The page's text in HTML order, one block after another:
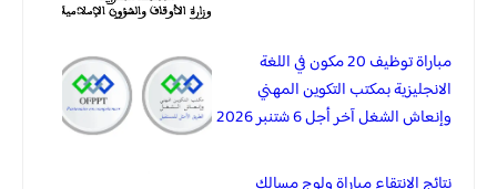
مباراة توظيف 20 مكون في اللغة
الانجليزية بمكتب التكوين المهني
وإنعاش الشغل آخر أجل 6 شتنبر 2026